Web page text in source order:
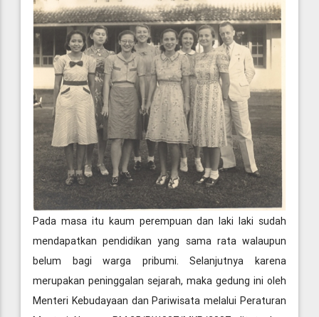
Pada masa itu kaum perempuan dan laki laki sudah
mendapatkan pendidikan yang sama rata walaupun
belum bagi warga pribumi. Selanjutnya karena
merupakan peninggalan sejarah, maka gedung ini oleh
Menteri Kebudayaan dan Pariwisata melalui Peraturan